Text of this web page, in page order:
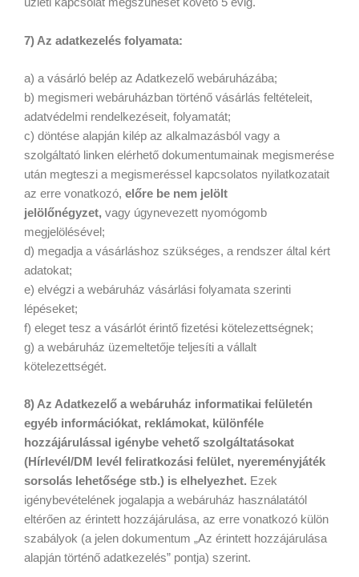
üzleti kapcsolat megszűnését követő 5 évig.
7) Az adatkezelés folyamata:
a) a vásárló belép az Adatkezelő webáruházába;
b) megismeri webáruházban történő vásárlás feltételeit,
adatvédelmi rendelkezéseit, folyamatát;
c) döntése alapján kilép az alkalmazásból vagy a
szolgáltató linken elérhető dokumentumainak megismerése
után megteszi a megismeréssel kapcsolatos nyilatkozatait
az erre vonatkozó, előre be nem jelölt
jelölőnégyzet, vagy úgynevezett nyomógomb
megjelölésével;
d) megadja a vásárláshoz szükséges, a rendszer által kért
adatokat;
e) elvégzi a webáruház vásárlási folyamata szerinti
lépéseket;
f) eleget tesz a vásárlót érintő fizetési kötelezettségnek;
g) a webáruház üzemeltetője teljesíti a vállalt
kötelezettségét.
8) Az Adatkezelő a webáruház informatikai felületén
egyéb információkat, reklámokat, különféle
hozzájárulással igénybe vehető szolgáltatásokat
(Hírlevél/DM levél feliratkozási felület, nyereményjáték
sorsolás lehetősége stb.) is elhelyezhet. Ezek
igénybevételének jogalapja a webáruház használatától
eltérően az érintett hozzájárulása, az erre vonatkozó külön
szabályok (a jelen dokumentum „Az érintett hozzájárulása
alapján történő adatkezelés” pontja) szerint.